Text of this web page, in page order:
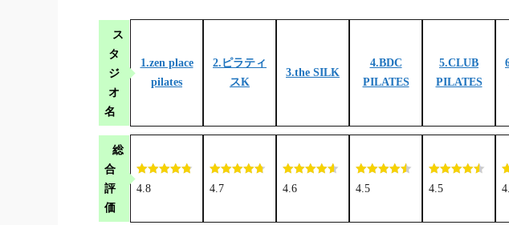
ス
タ
ジ
オ
名
1.zen place
pilates
2.ピラティ
スK
3.the SILK
4.BDC
PILATES
5.CLUB
PILATES
総
合
評
価
4.8 4.7 4.6 4.5 4.5